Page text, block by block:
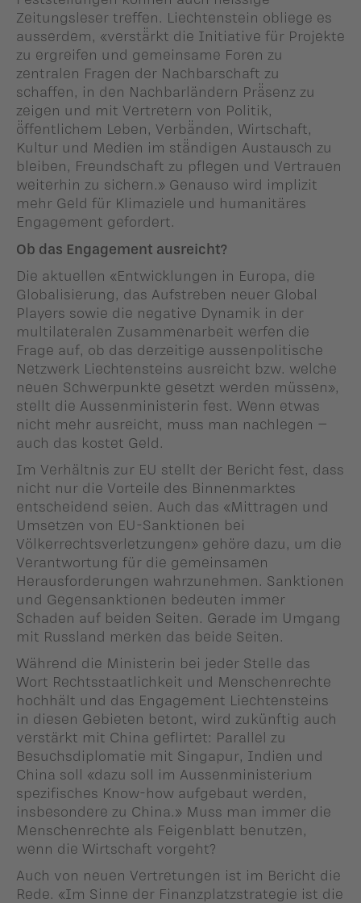
Zeitungsleser treffen. Liechtenstein obliege es
ausserdem, «verstä̈rkt die Initiative für Projekte
zu ergreifen und gemeinsame Foren zu
zentralen Fragen der Nachbarschaft zu
schaffen, in den Nachbarländern Prä̈senz zu
zeigen und mit Vertretern von Politik,
ö̈ffentlichem Leben, Verbä̈nden, Wirtschaft,
Kultur und Medien im stä̈ndigen Austausch zu
bleiben, Freundschaft zu pflegen und Vertrauen
weiterhin zu sichern.» Genauso wird implizit
mehr Geld für Klimaziele und humanitäres
Engagement gefordert.
Ob das Engagement ausreicht?
Die aktuellen «Entwicklungen in Europa, die
Globalisierung, das Aufstreben neuer Global
Players sowie die negative Dynamik in der
multilateralen Zusammenarbeit werfen die
Frage auf, ob das derzeitige aussenpolitische
Netzwerk Liechtensteins ausreicht bzw. welche
neuen Schwerpunkte gesetzt werden müssen»,
stellt die Aussenministerin fest. Wenn etwas
nicht mehr ausreicht, muss man nachlegen –
auch das kostet Geld.
Im Verhältnis zur EU stellt der Bericht fest, dass
nicht nur die Vorteile des Binnenmarktes
entscheidend seien. Auch das «Mittragen und
Umsetzen von EU-Sanktionen bei
Völkerrechtsverletzungen» gehöre dazu, um die
Verantwortung für die gemeinsamen
Herausforderungen wahrzunehmen. Sanktionen
und Gegensanktionen bedeuten immer
Schaden auf beiden Seiten. Gerade im Umgang
mit Russland merken das beide Seiten.
Während die Ministerin bei jeder Stelle das
Wort Rechtsstaatlichkeit und Menschenrechte
hochhält und das Engagement Liechtensteins
in diesen Gebieten betont, wird zukünftig auch
verstärkt mit China geflirtet: Parallel zu
Besuchsdiplomatie mit Singapur, Indien und
China soll «dazu soll im Aussenministerium
spezifisches Know-how aufgebaut werden,
insbesondere zu China.» Muss man immer die
Menschenrechte als Feigenblatt benutzen,
wenn die Wirtschaft vorgeht?
Auch von neuen Vertretungen ist im Bericht die
Rede. «Im Sinne der Finanzplatzstrategie ist die